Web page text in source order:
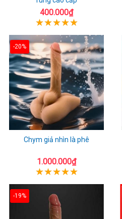
400.000₫
-20%
Chym giả nhìn là phê
1.000.000₫
-19%